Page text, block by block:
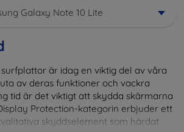
Galaxy Note 10 Lite
är idag en viktig del av våra
av deras funktioner och vackra
tid är det viktigt att skydda skärmarna
Protection-kategorin erbjuder ett
skyddselement som härdat